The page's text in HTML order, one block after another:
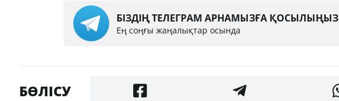
БІЗДІҢ ТЕЛЕГРАМ АРНАМЫЗҒА ҚОСЫЛЫҢЫЗ
Ең соңғы жаңалықтар осында
БӨЛІСУ